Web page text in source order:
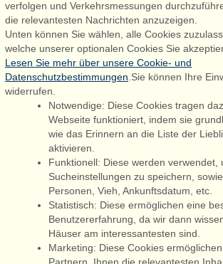
6830 Nørre Nebel
+45 70 60 87 78
Følg os på: Facebook
Admiral Strand Feriehuse ApS | CVR 27 23 39
verfolgen und Verkehrsmessungen
die relevantesten Nachrichten anzuzeigen.
Unten können Sie wählen, alle Cookies
welche unserer optionalen Cookies Sie
Lesen Sie mehr über unsere Cookie- und
Datenschutzbestimmungen .Sie können Ihre
widerrufen.
Notwendige: Diese Cookies tragen
Webseite funktioniert, indem sie
wie das Erinnern an die Liste der
aktivieren.
Funktionell: Diese werden verwendet,
Sucheinstellungen zu speichern,
Personen, Vieh, Ankunftsdatum, etc.
Statistisch: Diese ermöglichen eine
Benutzererfahrung, da wir dann
Häuser am interessantesten sind.
Marketing: Diese Cookies